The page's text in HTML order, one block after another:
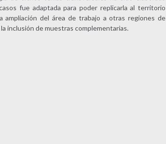
fue adaptada para poder replicarla al territorio
ampliación del área de trabajo a otras regiones de
inclusión de muestras complementarias.